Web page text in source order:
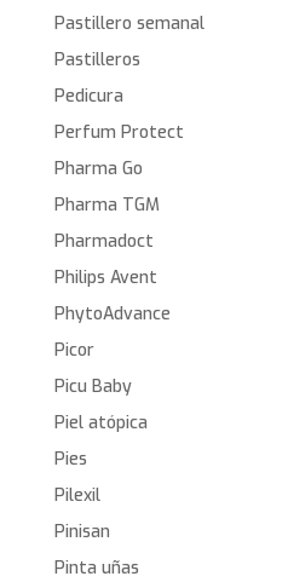
Pastillero semanal
Pastilleros
Pedicura
Perfum Protect
Pharma Go
Pharma TGM
Pharmadoct
Philips Avent
PhytoAdvance
Picor
Picu Baby
Piel atópica
Pies
Pilexil
Pinisan
Pinta uñas